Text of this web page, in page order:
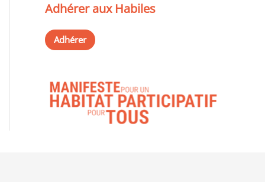
Adhérer aux Habiles
Adhérer